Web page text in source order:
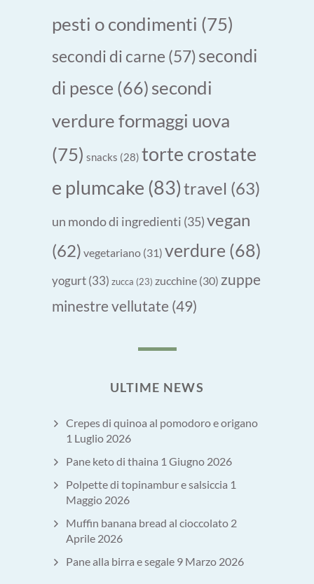
pesti o condimenti (75)
secondi di carne (57)secondi
di pesce (66) secondi
verdure formaggi uova
(75) snacks (28) torte crostate
e plumcake (83)travel (63)
un mondo di ingredienti (35)vegan
(62) vegetariano (31) verdure (68)
yogurt(33) zucca (23) zucchine (30) zuppe
minestre vellutate (49)
ULTIME NEWS
Crepes di quinoa al pomodoro e origano
1 Luglio 2026
Pane keto di thaina 1 Giugno 2026
Polpette di topinambur e salsiccia 1
Maggio 2026
Muffin banana bread al cioccolato 2
Aprile 2026
Pane alla birra e segale 9 Marzo 2026